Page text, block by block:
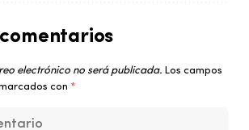
comentarios
electrónico no será publicada. Los campos
con *